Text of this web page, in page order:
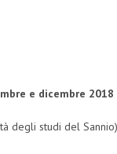
e dicembre 2018
degli studi del Sannio)